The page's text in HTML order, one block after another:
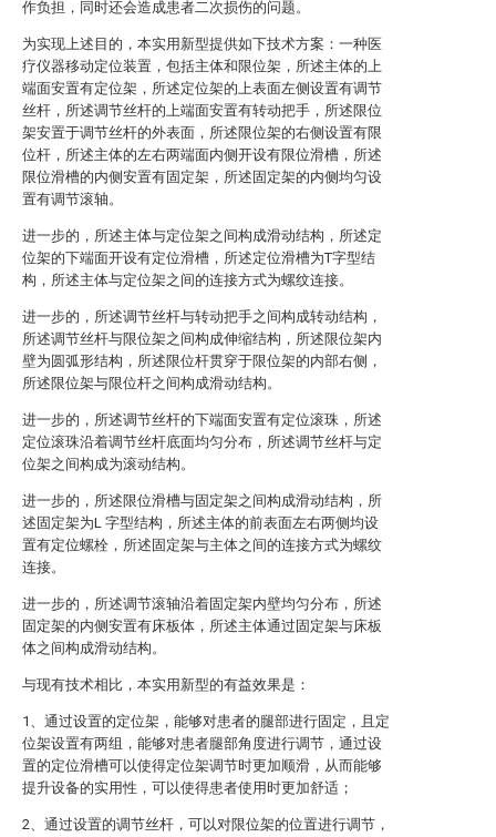
作负担，同时还会造成患者二次损伤的问题。
为实现上述目的，本实用新型提供如下技术方案：一种医
疗仪器移动定位装置，包括主体和限位架，所述主体的上
端面安置有定位架，所述定位架的上表面左侧设置有调节
丝杆，所述调节丝杆的上端面安置有转动把手，所述限位
架安置于调节丝杆的外表面，所述限位架的右侧设置有限
位杆，所述主体的左右两端面内侧开设有限位滑槽，所述
限位滑槽的内侧安置有固定架，所述固定架的内侧均匀设
置有调节滚轴。
进一步的，所述主体与定位架之间构成滑动结构，所述定
位架的下端面开设有定位滑槽，所述定位滑槽为T字型结
构，所述主体与定位架之间的连接方式为螺纹连接。
进一步的，所述调节丝杆与转动把手之间构成转动结构，
所述调节丝杆与限位架之间构成伸缩结构，所述限位架内
壁为圆弧形结构，所述限位杆贯穿于限位架的内部右侧，
所述限位架与限位杆之间构成滑动结构。
进一步的，所述调节丝杆的下端面安置有定位滚珠，所述
定位滚珠沿着调节丝杆底面均匀分布，所述调节丝杆与定
位架之间构成为滚动结构。
进一步的，所述限位滑槽与固定架之间构成滑动结构，所
述固定架为L 字型结构，所述主体的前表面左右两侧均设
置有定位螺栓，所述固定架与主体之间的连接方式为螺纹
连接。
进一步的，所述调节滚轴沿着固定架内壁均匀分布，所述
固定架的内侧安置有床板体，所述主体通过固定架与床板
体之间构成滑动结构。
与现有技术相比，本实用新型的有益效果是：
1、通过设置的定位架，能够对患者的腿部进行固定，且定
位架设置有两组，能够对患者腿部角度进行调节，通过设
置的定位滑槽可以使得定位架调节时更加顺滑，从而能够
提升设备的实用性，可以使得患者使用时更加舒适；
2、通过设置的调节丝杆，可以对限位架的位置进行调节，